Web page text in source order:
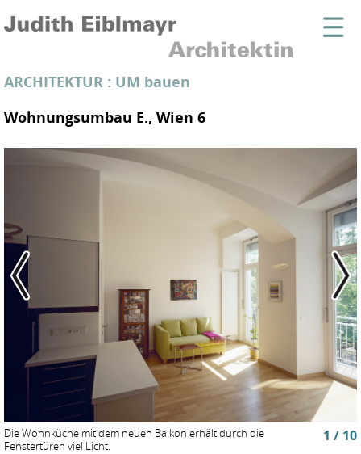
ARCHITEKTUR : UM bauen
Wohnungsumbau E., Wien 6
Die Wohnküche mit dem neuen Balkon erhält durch die
Fenstertüren viel Licht.
1 / 10